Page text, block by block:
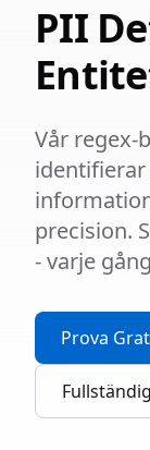
PII
Vår regex-
identifierar
precision.
- varje
Prova